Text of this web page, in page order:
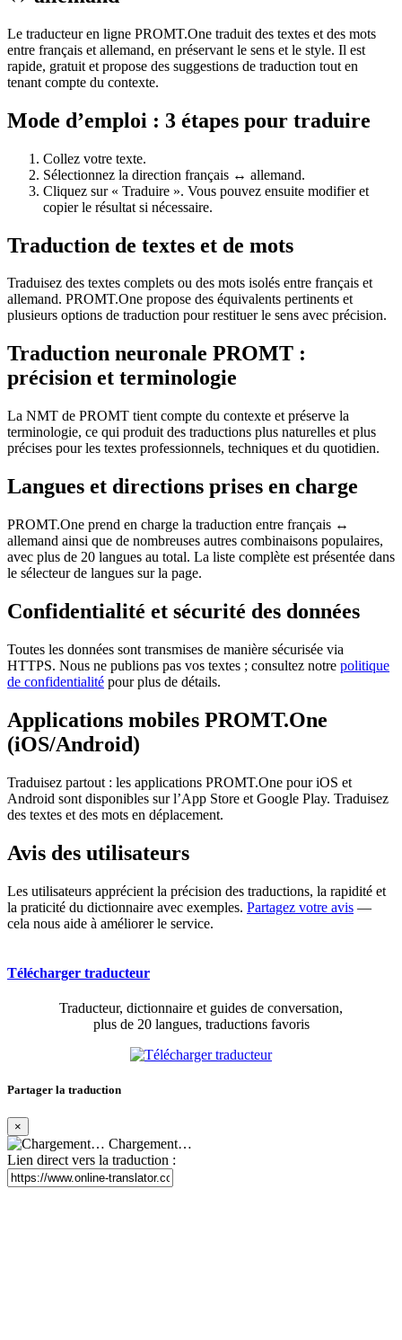
Le traducteur en ligne PROMT.One traduit des textes et des mots
entre français et allemand, en préservant le sens et le style. Il est
rapide, gratuit et propose des suggestions de traduction tout en
tenant compte du contexte.
Mode d’emploi : 3 étapes pour traduire
Collez votre texte.
Sélectionnez la direction français ↔ allemand.
Cliquez sur « Traduire ». Vous pouvez ensuite modifier et
copier le résultat si nécessaire.
Traduction de textes et de mots
Traduisez des textes complets ou des mots isolés entre français et
allemand. PROMT.One propose des équivalents pertinents et
plusieurs options de traduction pour restituer le sens avec précision.
Traduction neuronale PROMT :
précision et terminologie
La NMT de PROMT tient compte du contexte et préserve la
terminologie, ce qui produit des traductions plus naturelles et plus
précises pour les textes professionnels, techniques et du quotidien.
Langues et directions prises en charge
PROMT.One prend en charge la traduction entre français ↔
allemand ainsi que de nombreuses autres combinaisons populaires,
avec plus de 20 langues au total. La liste complète est présentée dans
le sélecteur de langues sur la page.
Confidentialité et sécurité des données
Toutes les données sont transmises de manière sécurisée via
HTTPS. Nous ne publions pas vos textes ; consultez notre politique
de confidentialité pour plus de détails.
Applications mobiles PROMT.One
(iOS/Android)
Traduisez partout : les applications PROMT.One pour iOS et
Android sont disponibles sur l’App Store et Google Play. Traduisez
des textes et des mots en déplacement.
Avis des utilisateurs
Les utilisateurs apprécient la précision des traductions, la rapidité et
la praticité du dictionnaire avec exemples. Partagez votre avis —
cela nous aide à améliorer le service.
Télécharger traducteur
Traducteur, dictionnaire et guides de conversation,
plus de 20 langues, traductions favoris
Partager la traduction
×
Chargement…
Lien direct vers la traduction :